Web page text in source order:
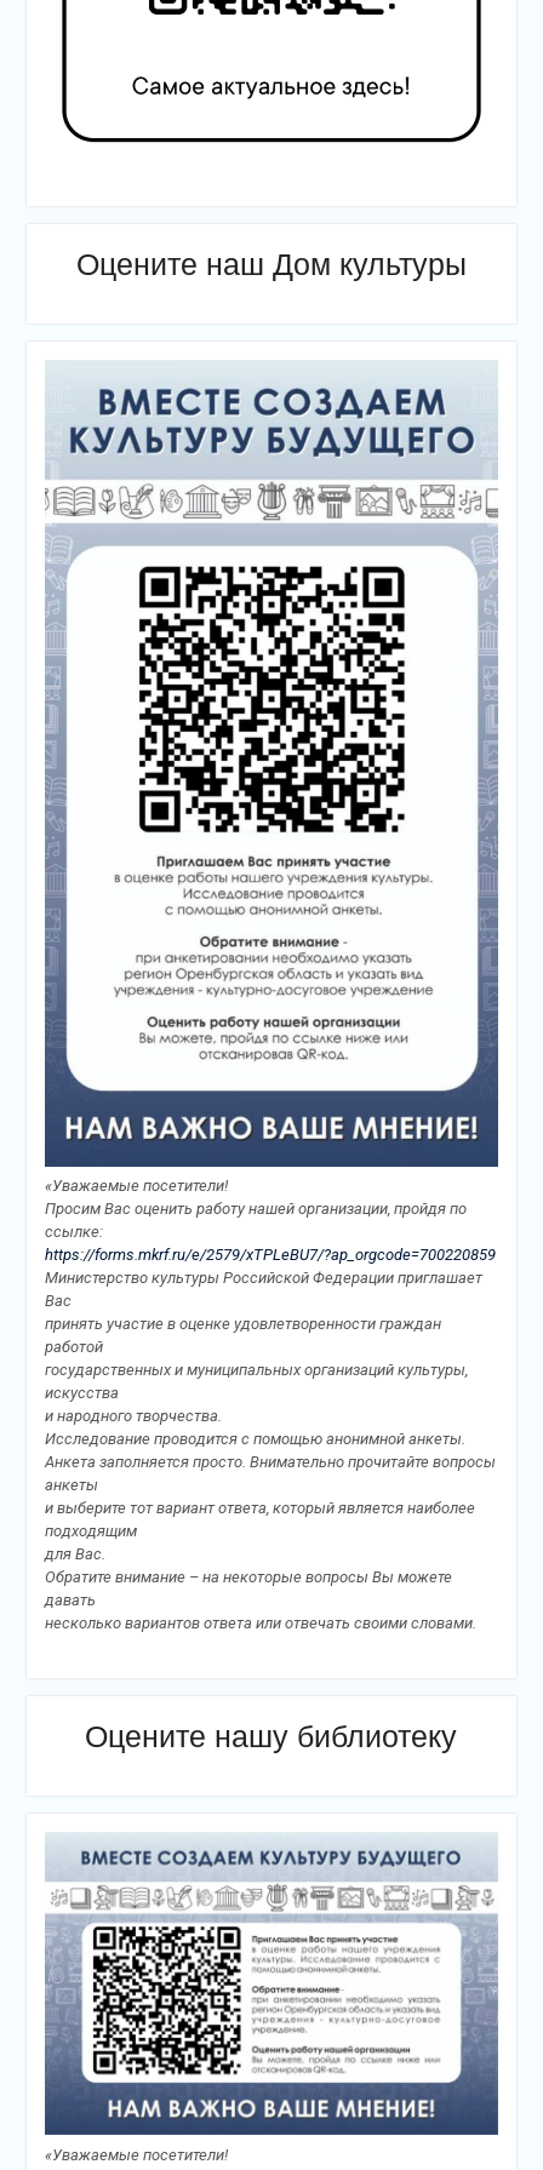
Оцените наш Дом культуры
«Уважаемые посетители!
Просим Вас оценить работу нашей организации, пройдя по
ссылке:
https://forms.mkrf.ru/e/2579/xTPLeBU7/?ap_orgcode=700220859
Министерство культуры Российской Федерации приглашает
Вас
принять участие в оценке удовлетворенности граждан
работой
государственных и муниципальных организаций культуры,
искусства
и народного творчества.
Исследование проводится с помощью анонимной анкеты.
Анкета заполняется просто. Внимательно прочитайте вопросы
анкеты
и выберите тот вариант ответа, который является наиболее
подходящим
для Вас.
Обратите внимание – на некоторые вопросы Вы можете
давать
несколько вариантов ответа или отвечать своими словами.
Оцените нашу библиотеку
«Уважаемые посетители!